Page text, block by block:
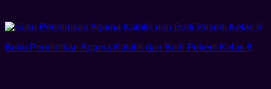
Buku Pendidikan Agama Katolik dan Budi Pekerti Kelas 6